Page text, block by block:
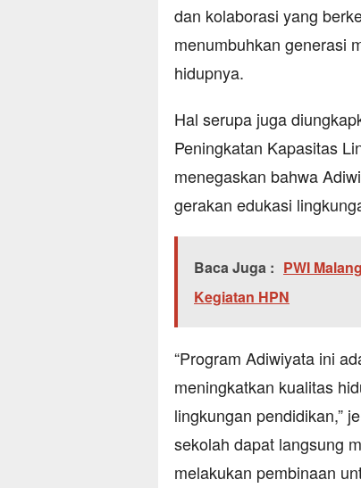
dan kolaborasi yang
menumbuhkan generasi
hidupnya.
Hal serupa juga
Peningkatan Kapasitas
menegaskan bahwa
gerakan edukasi
Baca Juga : PWI
Kegiatan HPN
“Program Adiwiyata ini
meningkatkan kualitas
lingkungan pendidikan,”
sekolah dapat langsung
melakukan pembinaan